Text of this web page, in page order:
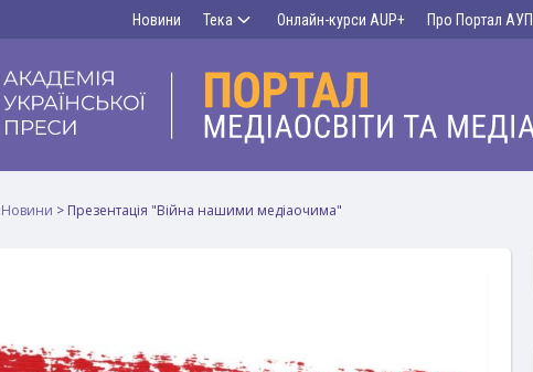
Новини Тека Онлайн-курси AUP+ Про Портал АУП
Новини > Презентація "Війна нашими медіаочима"